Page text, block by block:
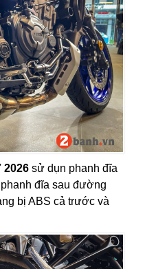
2026 sử dụn phanh đĩa
đĩa sau đường
bị ABS cả trước và